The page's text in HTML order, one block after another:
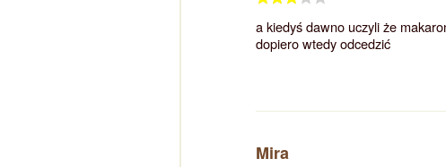
a kiedyś dawno uczyli że
dopiero wtedy odcedzić
Mira